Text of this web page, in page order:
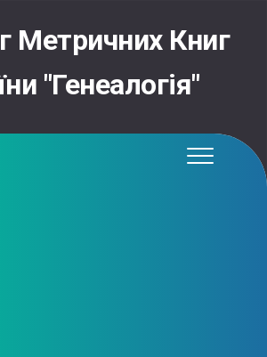
Метричних Книг
"Генеалогія"